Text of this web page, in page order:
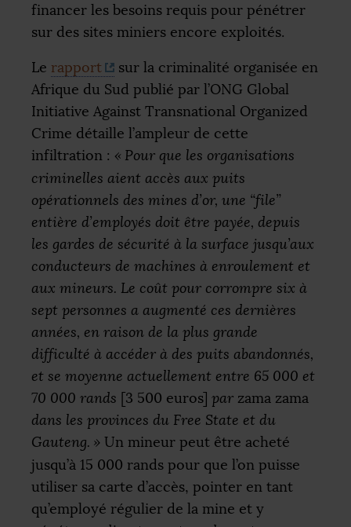
financer les besoins requis pour pénétrer
sur des sites miniers encore exploités.
Le rapport
sur la criminalité organisée en
Afrique du Sud publié par l’ONG Global
Initiative Against Transnational Organized
Crime détaille l’ampleur de cette
infiltration : « Pour que les organisations
criminelles aient accès aux puits
opérationnels des mines d’or, une “file”
entière d’employés doit être payée, depuis
les gardes de sécurité à la surface jusqu’aux
conducteurs de machines à enroulement et
aux mineurs. Le coût pour corrompre six à
sept personnes a augmenté ces dernières
années, en raison de la plus grande
difficulté à accéder à des puits abandonnés,
et se moyenne actuellement entre 65 000 et
70 000 rands [3 500 euros] par zama zama
dans les provinces du Free State et du
Gauteng. » Un mineur peut être acheté
jusqu’à 15 000 rands pour que l’on puisse
utiliser sa carte d’accès, pointer en tant
qu’employé régulier de la mine et y